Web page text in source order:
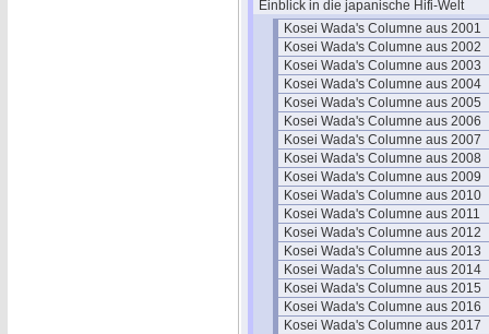
Einblick in die japanische Hifi-Welt
Kosei Wada's Columne aus 2001
Kosei Wada's Columne aus 2002
Kosei Wada's Columne aus 2003
Kosei Wada's Columne aus 2004
Kosei Wada's Columne aus 2005
Kosei Wada's Columne aus 2006
Kosei Wada's Columne aus 2007
Kosei Wada's Columne aus 2008
Kosei Wada's Columne aus 2009
Kosei Wada's Columne aus 2010
Kosei Wada's Columne aus 2011
Kosei Wada's Columne aus 2012
Kosei Wada's Columne aus 2013
Kosei Wada's Columne aus 2014
Kosei Wada's Columne aus 2015
Kosei Wada's Columne aus 2016
Kosei Wada's Columne aus 2017